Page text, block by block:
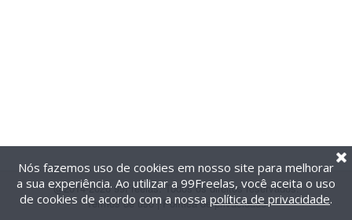
@2014-2026 99Freelas. Todos os direitos reservados.
Termos de uso| Política de privacidade
Nós fazemos uso de cookies em nosso site para melhorar
a sua experiência. Ao utilizar a 99Freelas, você aceita o uso
de cookies de acordo com a nossa política de privacidade.